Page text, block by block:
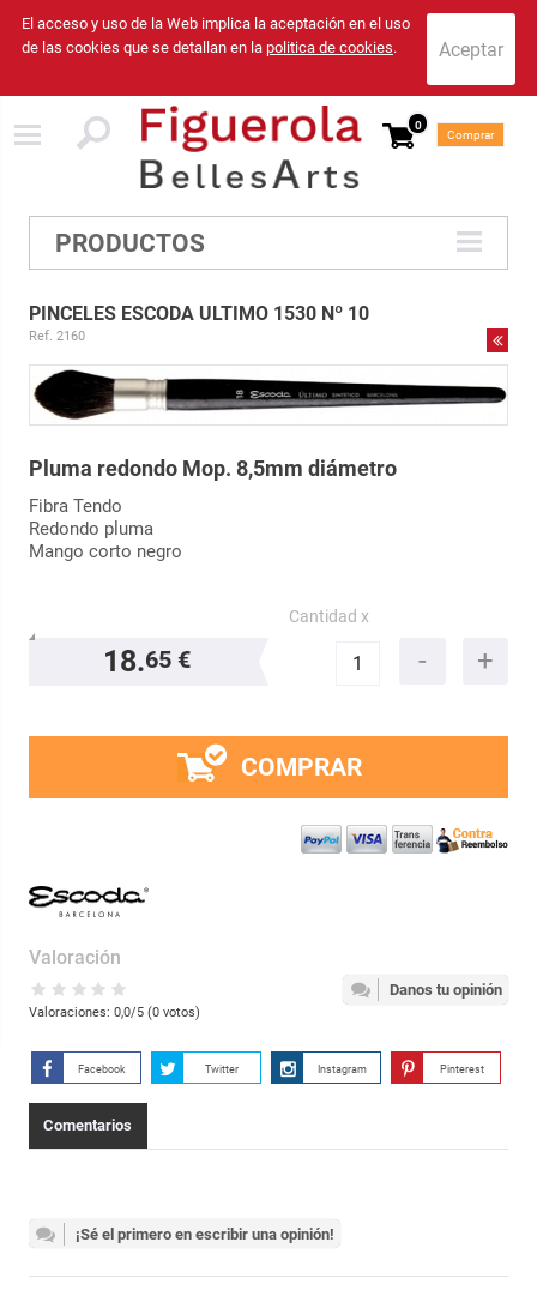
El acceso y uso de la Web implica la aceptación en el uso
de las cookies que se detallan en la politica de cookies.
0
Comprar
PRODUCTOS
PINCELES ESCODA ULTIMO 1530 Nº 10
Ref. 2160
Pluma redondo Mop. 8,5mm diámetro
Fibra Tendo
Redondo pluma
Mango corto negro
18.65 €
Cantidad x
COMPRAR
Danos tu opinión
Valoración
Valoraciones: 0,0/5 (0votos)
Facebook Twitter Instagram Pinterest
Comentarios
¡Sé el primero en escribir una opinión!